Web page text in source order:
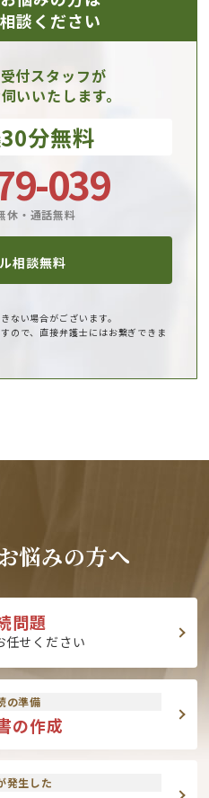
談ください
付スタッフが
いいたします。
30分無料
039
休・通話無料
相談無料
ない場合がございます。
ので、直接弁護士にはお繋ぎできま
悩みの方へ
問題
任せください
の準備
の作成
発生した